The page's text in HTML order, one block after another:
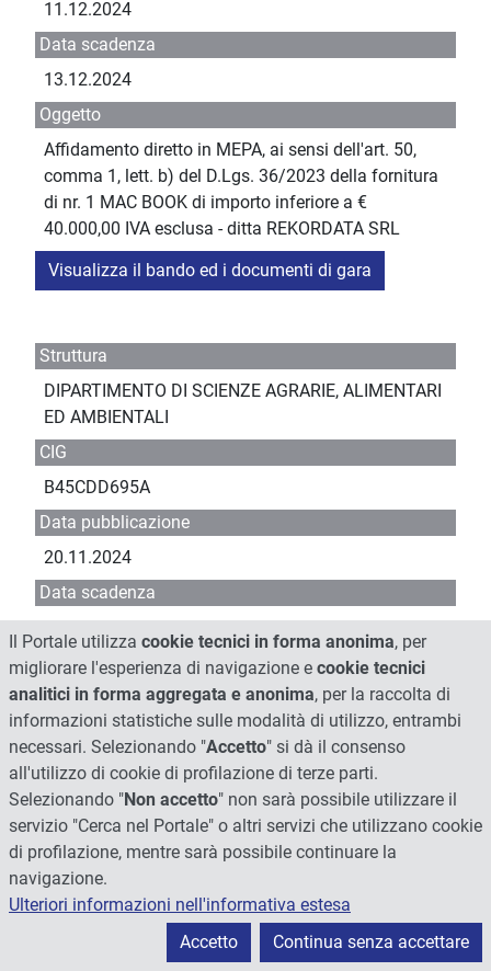
11.12.2024
Data scadenza
13.12.2024
Oggetto
Affidamento diretto in MEPA, ai sensi dell'art. 50,
comma 1, lett. b) del D.Lgs. 36/2023 della fornitura
di nr. 1 MAC BOOK di importo inferiore a €
40.000,00 IVA esclusa - ditta REKORDATA SRL
Visualizza il bando ed i documenti di gara
Struttura
DIPARTIMENTO DI SCIENZE AGRARIE, ALIMENTARI
ED AMBIENTALI
CIG
B45CDD695A
Data pubblicazione
20.11.2024
Data scadenza
Oggetto
affidamento diretto in MEPA, ai sensi dell'art. 50,
comma 1, lett. b) del D.Lgs. 36/2023 della fornitura
di KIT di prodotti chimici e materiale di consumo per
microscopia elettronica di importo inferiore a €
40.000,00 IVA esclusa - ditta ASSING SPA
Visualizza il bando ed i documenti di gara
DIPARTIMENTO DI SCIENZE AGRARIE, ALIMENTARI
Il Portale utilizza cookie tecnici in forma anonima, per
migliorare l'esperienza di navigazione e cookie tecnici
analitici in forma aggregata e anonima, per la raccolta di
informazioni statistiche sulle modalità di utilizzo, entrambi
necessari. Selezionando "Accetto" si dà il consenso
all'utilizzo di cookie di profilazione di terze parti.
Selezionando "Non accetto" non sarà possibile utilizzare il
servizio "Cerca nel Portale" o altri servizi che utilizzano cookie
di profilazione, mentre sarà possibile continuare la
navigazione.
Ulteriori informazioni nell'informativa estesa
Accetto
Continua senza accettare